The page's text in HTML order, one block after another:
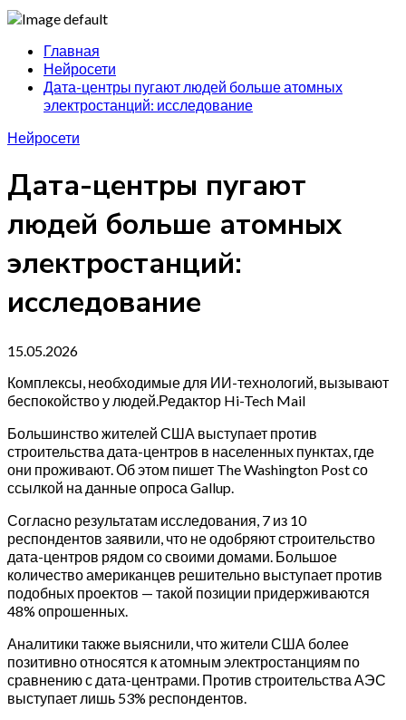
Главная
Нейросети
Дата-центры пугают людей больше атомных
электростанций: исследование
Нейросети
Дата-центры пугают
людей больше атомных
электростанций:
исследование
15.05.2026
Комплексы, необходимые для ИИ-технологий, вызывают
беспокойство у людей.Редактор Hi-Tech Mail
Большинство жителей США выступает против
строительства дата-центров в населенных пунктах, где
они проживают. Об этом пишет The Washington Post со
ссылкой на данные опроса Gallup.
Согласно результатам исследования, 7 из 10
респондентов заявили, что не одобряют строительство
дата-центров рядом со своими домами. Большое
количество американцев решительно выступает против
подобных проектов — такой позиции придерживаются
48% опрошенных.
Аналитики также выяснили, что жители США более
позитивно относятся к атомным электростанциям по
сравнению с дата-центрами. Против строительства АЭС
выступает лишь 53% респондентов.